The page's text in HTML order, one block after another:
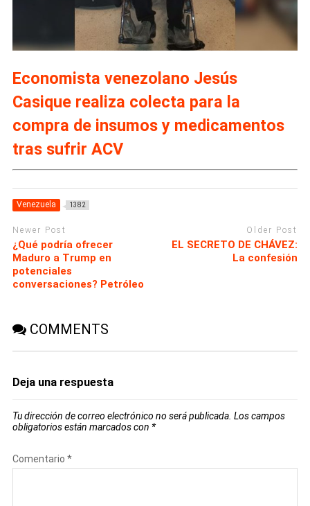
Economista venezolano Jesús
Casique realiza colecta para la
compra de insumos y medicamentos
tras sufrir ACV
Venezuela 1382
Newer Post
¿Qué podría ofrecer
Maduro a Trump en
potenciales
conversaciones? Petróleo
Older Post
EL SECRETO DE CHÁVEZ:
La confesión
COMMENTS
Deja una respuesta
Tu dirección de correo electrónico no será publicada. Los campos
obligatorios están marcados con *
Comentario *